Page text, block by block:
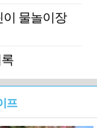
이 물놀이장
프